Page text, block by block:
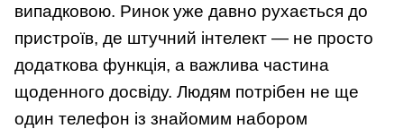
випадковою. Ринок уже давно рухається до
пристроїв, де штучний інтелект — не просто
додаткова функція, а важлива частина
щоденного досвіду. Людям потрібен не ще
один телефон із знайомим набором